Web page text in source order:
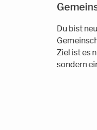
Du bist
Ziel ist es
sondern